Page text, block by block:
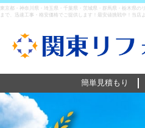
東京都・神奈川県・埼玉県・千葉県・茨城県・群馬県・栃木県
まで、迅速工事・格安価格でご提供します！最安値挑戦中！当店
簡単見積もり